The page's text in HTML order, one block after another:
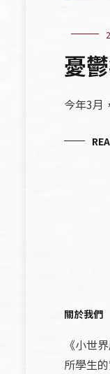
憂
今年3月
關於我們
《小世
所學生